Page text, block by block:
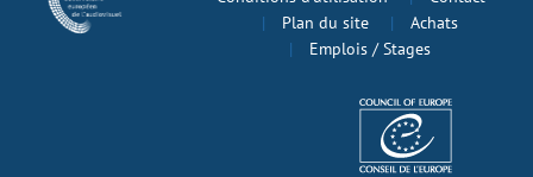
Plan du site
Achats
Emplois / Stages